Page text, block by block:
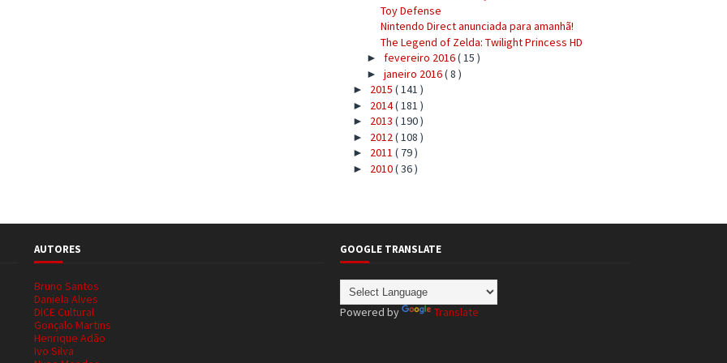
Toy Defense
Nintendo Direct anunciada para amanhã!
The Legend of Zelda: Twilight Princess HD
► fevereiro 2016( 15 )
► janeiro 2016( 8 )
► 2015 ( 141 )
► 2014( 181 )
► 2013 ( 190 )
► 2012 ( 108 )
► 2011 ( 79 )
► 2010( 36 )
AUTORES
Bruno Santos
Daniela Alves
DICE Cultural
Gonçalo Martins
Henrique Adão
Ivo Silva
GOOGLE TRANSLATE
Powered by Translate